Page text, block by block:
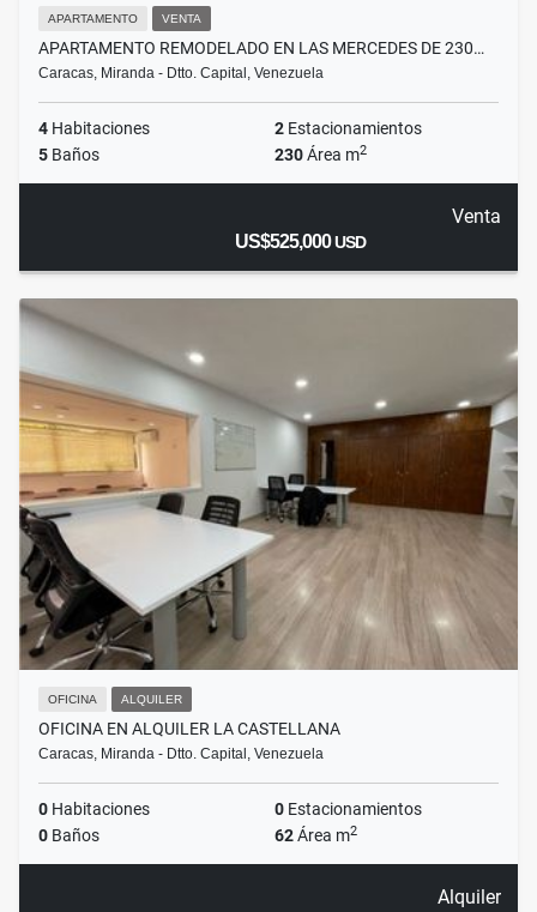
APARTAMENTO VENTA
APARTAMENTO REMODELADO EN LAS MERCEDES DE 230…
Caracas, Miranda - Dtto. Capital, Venezuela
4 Habitaciones 2 Estacionamientos
5 Baños 230Área m2
Venta
US$525,000USD
OFICINA ALQUILER
OFICINA EN ALQUILER LA CASTELLANA
Caracas, Miranda - Dtto. Capital, Venezuela
0 Habitaciones 0 Estacionamientos
0 Baños 62Área m2
Alquiler